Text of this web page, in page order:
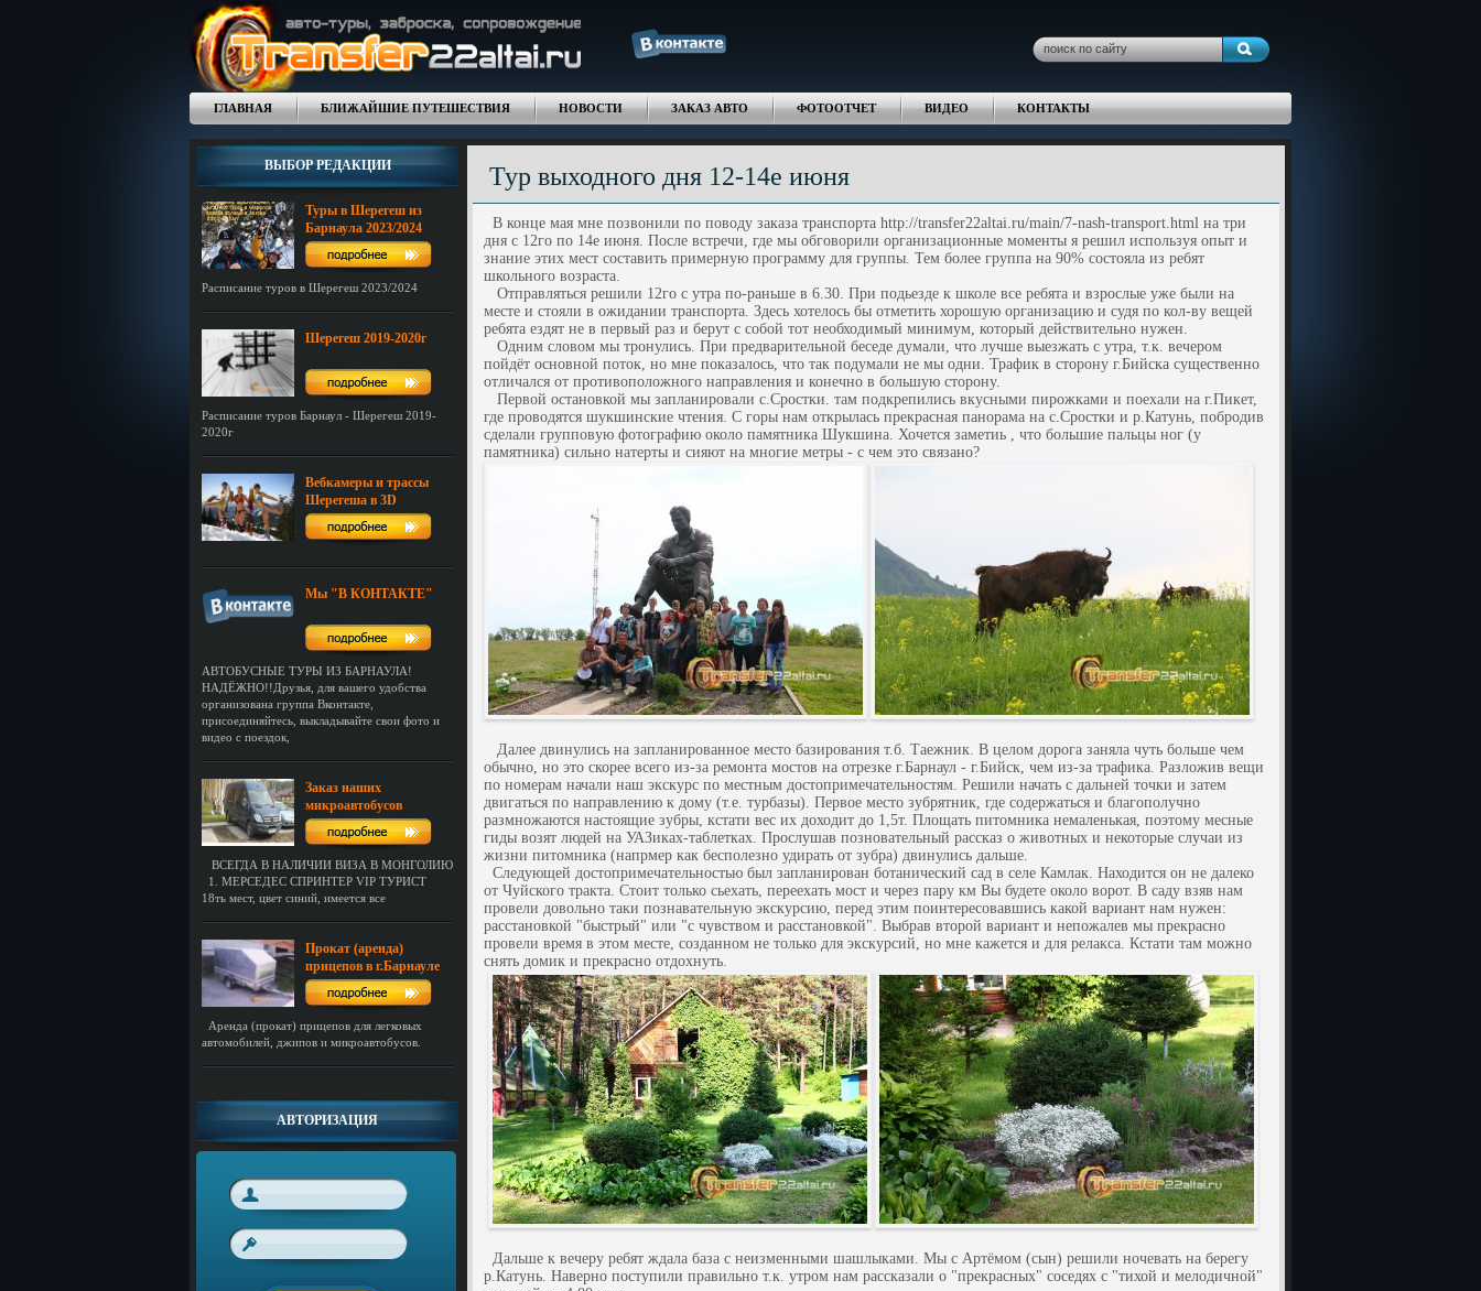
ГЛАВНАЯ БЛИЖАЙШИЕ ПУТЕШЕСТВИЯ НОВОСТИ ЗАКАЗ АВТО ФОТООТЧЕТ ВИДЕО КОНТАКТЫ
ВЫБОР РЕДАКЦИИ
Туры в Шерегеш из
Барнаула 2023/2024
Расписание туров в Шерегеш 2023/2024
Шерегеш 2019-2020г
Расписание туров Барнаул - Шерегеш 2019-
2020г
Вебкамеры и трассы
Шерегеша в 3D
Мы "В КОНТАКТЕ"
АВТОБУСНЫЕ ТУРЫ ИЗ БАРНАУЛА!
НАДЁЖНО!!Друзья, для вашего удобства
организована группа Вконтакте,
присоединяйтесь, выкладывайте свои фото и
видео с поездок,
Заказ наших
микроавтобусов
ВСЕГДА В НАЛИЧИИ ВИЗА В МОНГОЛИЮ
1. МЕРСЕДЕС СПРИНТЕР VIP ТУРИСТ
18ть мест, цвет синий, имеется все
Прокат (аренда)
прицепов в г.Барнауле
Аренда (прокат) прицепов для легковых
автомобилей, джипов и микроавтобусов.
АВТОРИЗАЦИЯ
Тур выходного дня 12-14е июня
В конце мая мне позвонили по поводу заказа транспорта http://transfer22altai.ru/main/7-nash-transport.html на три
дня с 12го по 14е июня. После встречи, где мы обговорили организационные моменты я решил используя опыт и
знание этих мест составить примерную программу для группы. Тем более группа на 90% состояла из ребят
школьного возраста.
Отправляться решили 12го с утра по-раньше в 6.30. При подьезде к школе все ребята и взрослые уже были на
месте и стояли в ожидании транспорта. Здесь хотелось бы отметить хорошую организацию и судя по кол-ву вещей
ребята ездят не в первый раз и берут с собой тот необходимый минимум, который действительно нужен.
Одним словом мы тронулись. При предварительной беседе думали, что лучше выезжать с утра, т.к. вечером
пойдёт основной поток, но мне показалось, что так подумали не мы одни. Трафик в сторону г.Бийска существенно
отличался от противоположного направления и конечно в большую сторону.
Первой остановкой мы запланировали с.Сростки. там подкрепились вкусными пирожками и поехали на г.Пикет,
где проводятся шукшинские чтения. С горы нам открылась прекрасная панорама на с.Сростки и р.Катунь, побродив
сделали групповую фотографию около памятника Шукшина. Хочется заметиь , что большие пальцы ног (у
памятника) сильно натерты и сияют на многие метры - с чем это связано?
Далее двинулись на запланированное место базирования т.б. Таежник. В целом дорога заняла чуть больше чем
обычно, но это скорее всего из-за ремонта мостов на отрезке г.Барнаул - г.Бийск, чем из-за трафика. Разложив вещи
по номерам начали наш экскурс по местным достопримечательностям. Решили начать с дальней точки и затем
двигаться по направлению к дому (т.е. турбазы). Первое место зубрятник, где содержаться и благополучно
размножаются настоящие зубры, кстати вес их доходит до 1,5т. Площать питомника немаленькая, поэтому месные
гиды возят людей на УАЗиках-таблетках. Прослушав позновательный рассказ о животных и некоторые случаи из
жизни питомника (напрмер как бесполезно удирать от зубра) двинулись дальше.
Следующей достопримечательностью был запланирован ботанический сад в селе Камлак. Находится он не далеко
от Чуйского тракта. Стоит только сьехать, переехать мост и через пару км Вы будете около ворот. В саду взяв нам
провели довольно таки познавательную экскурсию, перед этим поинтересовавшись какой вариант нам нужен:
расстановкой "быстрый" или "с чувством и расстановкой". Выбрав второй вариант и непожалев мы прекрасно
провели время в этом месте, созданном не только для экскурсий, но мне кажется и для релакса. Кстати там можно
снять домик и прекрасно отдохнуть.
Дальше к вечеру ребят ждала база с неизменными шашлыками. Мы с Артёмом (сын) решили ночевать на берегу
р.Катунь. Наверно поступили правильно т.к. утром нам рассказали о "прекрасных" соседях с "тихой и мелодичной"